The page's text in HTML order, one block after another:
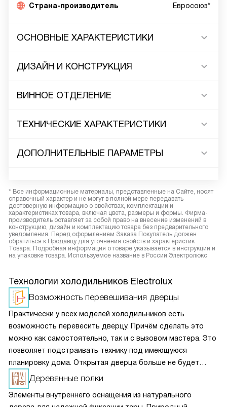
Страна-производитель Евросоюз*
ОСНОВНЫЕ ХАРАКТЕРИСТИКИ
ДИЗАЙН И КОНСТРУКЦИЯ
ВИННОЕ ОТДЕЛЕНИЕ
ТЕХНИЧЕСКИЕ ХАРАКТЕРИСТИКИ
ДОПОЛНИТЕЛЬНЫЕ ПАРАМЕТРЫ
* Все информационные материалы, представленные на Сайте, носят
справочный характер и не могут в полной мере передавать
достоверную информацию о свойствах, комплектации и
характеристиках товара, включая цвета, размеры и формы. Фирма-
производитель оставляет за собой право на внесение изменений в
конструкцию, дизайн и комплектацию товара без предварительного
уведомления. Перед оформлением Заказа Покупатель должен
обратиться к Продавцу для уточнения свойств и характеристик
Товара. Подробная информация о товаре указывается в инструкции и
на упаковке товара. Используемое название в России Электролюкс
Технологии холодильников Electrolux
Возможность перевешивания дверцы
Практически у всех моделей холодильников есть
возможность перевесить дверцу. Причём сделать это
можно как самостоятельно, так и с вызовом мастера. Это
позволяет подстраивать технику под имеющуюся
планировку дома. Открытая дверца больше не будет
закрывать доступ к нужным поверхностям и не доставит
неудобств при эксплуатации.
Деревянные полки
Элементы внутреннего оснащения из натурального